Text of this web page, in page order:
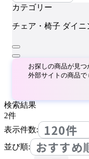
カテゴリー
チェア・椅子 ダイニ
お探しの商品が見つ
外部サイトの商品で
検索結果
2件
表示件数:
120件
並び順: おすすめ